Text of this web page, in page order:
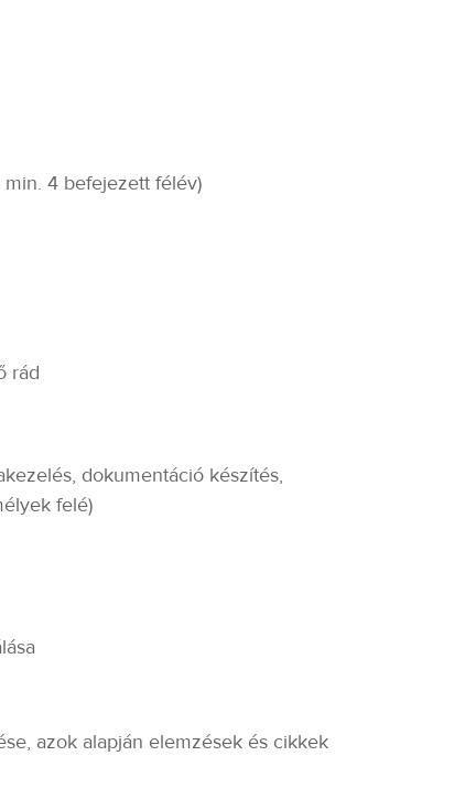
4 befejezett félév)
rád
dokumentáció készítés,
felé)
azok alapján elemzések és cikkek